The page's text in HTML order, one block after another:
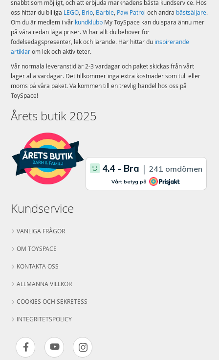
snabbt som möjligt, och att erbjuda marknadens bästa kundservice. Hos
oss hittar du billiga LEGO, Brio, Barbie, Paw Patrol och andra bästsäljare.
Om du är medlem i vår kundklubb My ToySpace kan du spara ännu mer
på våra redan låga priser. Vi har allt du behöver för
födelsedagspresenter, lek och lärande. Här hittar du inspirerande
artiklarom lek och aktiviteter.
Vår normala leveranstid är 2-3 vardagar och paket skickas från vårt
lager alla vardagar. Det tillkommer inga extra kostnader som tull eller
moms på våra paket. Välkommen till en trevlig handel hos oss på
ToySpace!
Årets butik 2025
Kundservice
VANLIGA FRÅGOR
OM TOYSPACE
KONTAKTA OSS
ALLMÄNNA VILLKOR
COOKIES OCH SEKRETESS
INTEGRITETSPOLICY